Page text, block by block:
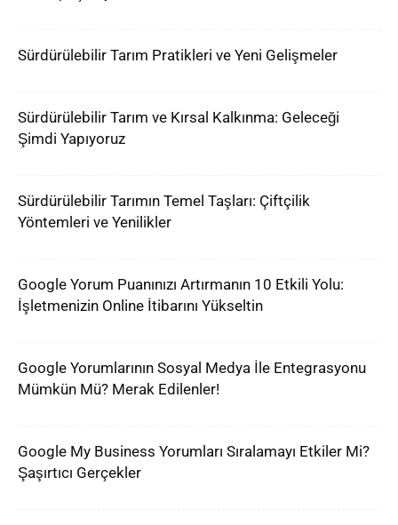
Sürdürülebilir Tarım Pratikleri ve Yeni Gelişmeler
Sürdürülebilir Tarım ve Kırsal Kalkınma: Geleceği
Şimdi Yapıyoruz
Sürdürülebilir Tarımın Temel Taşları: Çiftçilik
Yöntemleri ve Yenilikler
Google Yorum Puanınızı Artırmanın 10 Etkili Yolu:
İşletmenizin Online İtibarını Yükseltin
Google Yorumlarının Sosyal Medya İle Entegrasyonu
Mümkün Mü? Merak Edilenler!
Google My Business Yorumları Sıralamayı Etkiler Mi?
Şaşırtıcı Gerçekler